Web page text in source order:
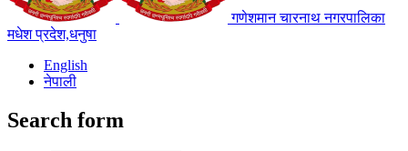
गणेशमान चारनाथ नगरपालिका
मधेश प्रदेश,धनुषा
English
नेपाली
Search form